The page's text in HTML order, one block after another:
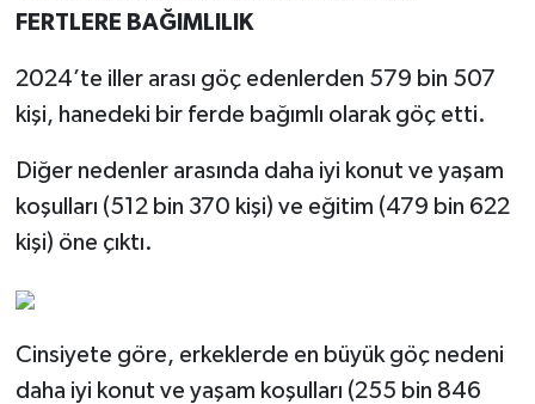
FERTLERE BAĞIMLILIK
2024’te iller arası göç edenlerden 579 bin 507
kişi, hanedeki bir ferde bağımlı olarak göç etti.
Diğer nedenler arasında daha iyi konut ve yaşam
koşulları (512 bin 370 kişi) ve eğitim (479 bin 622
kişi) öne çıktı.
Cinsiyete göre, erkeklerde en büyük göç nedeni
daha iyi konut ve yaşam koşulları (255 bin 846